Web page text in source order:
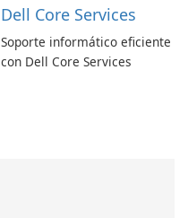
Dell Core Services
Soporte informático eficiente
con Dell Core Services